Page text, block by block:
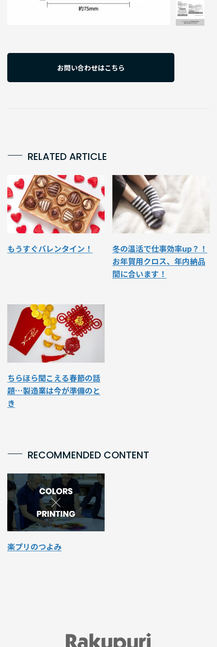
お問い合わせはこちら
RELATED ARTICLE
もうすぐバレンタイン！
冬の温活で仕事効率up？！
お年賀用クロス、年内納品
間に合います！
ちらほら聞こえる春節の話
題…製造業は今が準備のと
き
RECOMMENDED CONTENT
楽プリのつよみ